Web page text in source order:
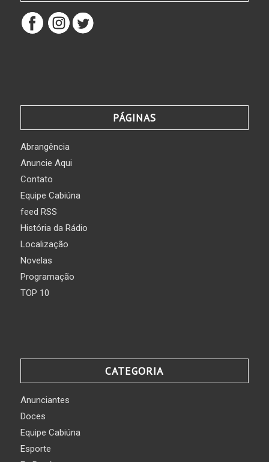
PÁGINAS
Abrangência
Anuncie Aqui
Contato
Equipe Cabiúna
feed RSS
História da Rádio
Localização
Novelas
Programação
TOP 10
CATEGORIA
Anunciantes
Doces
Equipe Cabiúna
Esporte